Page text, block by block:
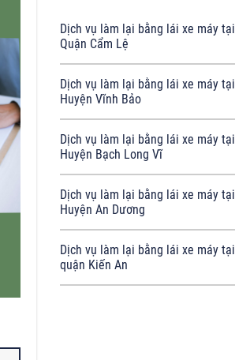
Dịch vụ làm lại bằng lái xe máy tại
Quận Cẩm Lệ
Dịch vụ làm lại bằng lái xe máy tại
Huyện Vĩnh Bảo
Dịch vụ làm lại bằng lái xe máy tại
Huyện Bạch Long Vĩ
Dịch vụ làm lại bằng lái xe máy tại
Huyện An Dương
Dịch vụ làm lại bằng lái xe máy tại
quận Kiến An